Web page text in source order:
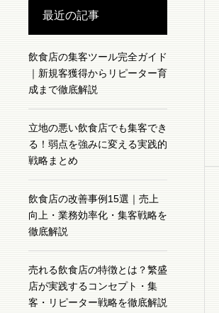
最近の記事
飲食店の集客ツール完全ガイド
｜新規客獲得からリピーター育
成まで徹底解説
立地の悪い飲食店でも集客でき
る！弱点を強みに変える実践的
戦略まとめ
飲食店の改善事例15選｜売上
向上・業務効率化・集客戦略を
徹底解説
売れる飲食店の特徴とは？繁盛
店が実践するコンセプト・集
客・リピーター戦略を徹底解説